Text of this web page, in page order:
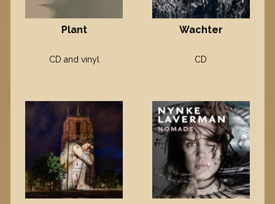
Plant
CD and vinyl
Wachter
CD